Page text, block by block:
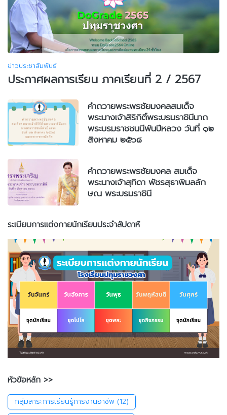
ข่าวประชาสัมพันธ์
ประกาศผลการเรียน ภาคเรียนที่ 2 / 2567
คำถวายพระพรชัยมงคลสมเด็จ
พระนางเจ้าสิริกิติ์พระบรมราชินีนาถ
พระบรมราชชนนีพันปีหลวง วันที่ ๑๒
สิงหาคม ๒๕๖๘
คำถวายพระพรชัยมงคล สมเด็จ
พระนางเจ้าสุทิดา พัชรสุธาพิมลลัก
ษณ พระบรมราชินี
ระเบียบการแต่งกายนักเรียนประจำสัปดาห์
หัวข้อหลัก >>
กลุ่มสาระการเรียนรู้การงานอาชีพ (12)